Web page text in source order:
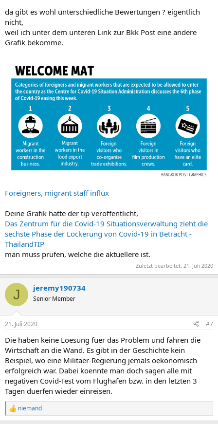
da gibt es wohl unterschiedliche Bewertungen ? eigentlich
nicht,
weil ich unter dem unteren Link zur Bkk Post eine andere
Grafik bekomme.
Foreigners, migrant staff influx
Deine Grafik hatte der tip veröffentlicht,
Das Zentrum für die Covid-19 Situationsverwaltung zieht die
sechste Phase der Lockerung von Covid-19 in Betracht -
ThailandTIP
man muss prüfen, welche die aktuellere ist.
Zuletzt bearbeitet: 21. Juli 2020
J jeremy190734
Senior Member
21. Juli 2020 #7
Die haben keine Loesung fuer das Problem und fahren die
Wirtschaft an die Wand. Es gibt in der Geschichte kein
Beispiel, wo eine Militaer-Regierung jemals oekonomisch
erfolgreich war. Dabei koennte man doch sagen alle mit
negativen Covid-Test vom Flughafen bzw. in den letzten 3
Tagen duerfen wieder einreisen.
R
e
niemand